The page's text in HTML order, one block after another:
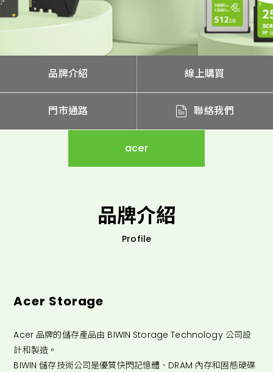
品牌介紹 線上購買
門市通路 聯絡我們
acer
品牌介紹
Profile
Acer Storage
Acer 品牌的儲存產品由 BIWIN Storage Technology 公司設
計和製造。
BIWIN 儲存技術公司是優質快閃記憶體、DRAM 內存和固態硬碟